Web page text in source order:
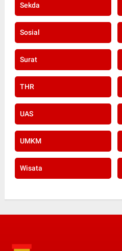
Sekda
Sosial
Surat
THR
UAS
UMKM
Wisata